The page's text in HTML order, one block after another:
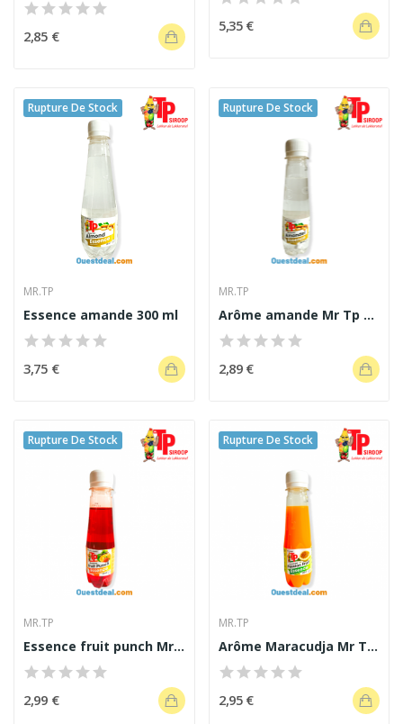
2,85 €
5,35 €
Rupture De Stock
MR.TP
Essence amande 300 ml
3,75 €
Rupture De Stock
MR.TP
Arôme amande Mr Tp 130 ml
2,89 €
Rupture De Stock
MR.TP
Essence fruit punch Mr Tp 130 ml
2,99 €
Rupture De Stock
MR.TP
Arôme Maracudja Mr Tp 130 ml
2,95 €